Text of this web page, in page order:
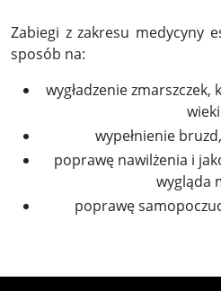
Zabiegi z zakresu medycyny
sposób na:
wygładzenie
wypełnienie
poprawę nawilżenia i
wygląda
poprawę